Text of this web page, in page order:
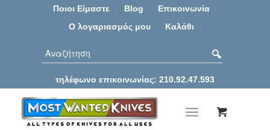
Ποιοι Είμαστε Blog
Επικοινωνία
Ο λογαριασμός μου
Καλάθι
τηλέφωνο επικοινωνίας: 210.92.47.593